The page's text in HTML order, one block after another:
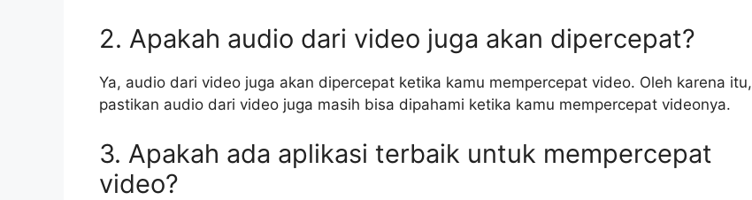
2. Apakah audio dari video juga akan dipercepat?
Ya, audio dari video juga akan dipercepat ketika kamu mempercepat video. Oleh karena itu,
pastikan audio dari video juga masih bisa dipahami ketika kamu mempercepat videonya.
3. Apakah ada aplikasi terbaik untuk mempercepat
video?